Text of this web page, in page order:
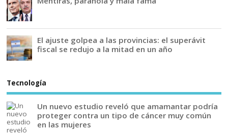
El ajuste golpea a las provincias: el superávit
fiscal se redujo a la mitad en un año
Tecnología
Un nuevo estudio reveló que amamantar podría
proteger contra un tipo de cáncer muy común
en las mujeres